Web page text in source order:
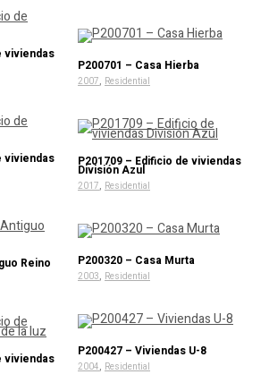
viviendas
P200701 – Casa Hierba
2007, Residential
viviendas P201709 – Edificio de viviendas
División Azul
2017, Residential
Reino P200320 – Casa Murta
2003, Residential
P200427 – Viviendas U-8
2004, Residential
viviendas